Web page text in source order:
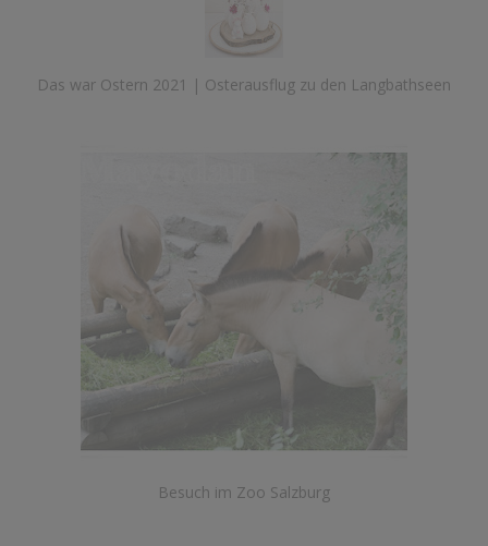
Das war Ostern 2021 | Osterausflug zu den Langbathseen
Besuch im Zoo Salzburg